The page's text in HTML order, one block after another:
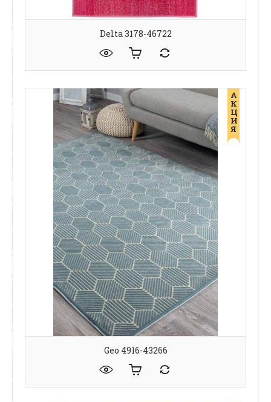
Delta 3178-46722
А
К
Ц
И
Я
Geo 4916-43266